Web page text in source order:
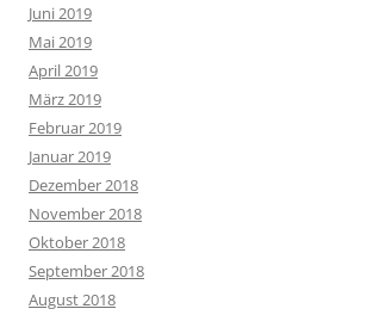
Juni 2019
Mai 2019
April 2019
März 2019
Februar 2019
Januar 2019
Dezember 2018
November 2018
Oktober 2018
September 2018
August 2018